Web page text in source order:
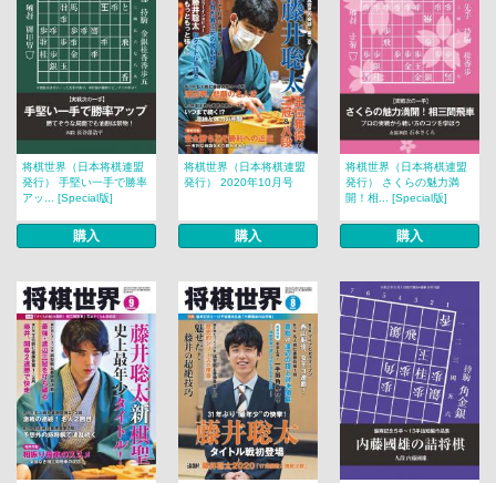
将棋世界（日本将棋連盟
発行） 手堅い一手で勝率
アッ... [Special版]
購入
将棋世界（日本将棋連盟
発行） 2020年10月号
購入
将棋世界（日本将棋連盟
発行） さくらの魅力満
開！相... [Special版]
購入